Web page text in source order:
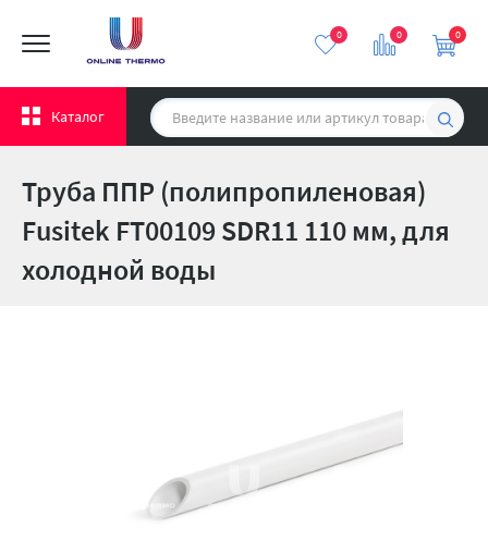
0 0
Каталог
0
Труба ППР (полипропиленовая)
Fusitek FT00109 SDR11 110 мм, для
холодной воды